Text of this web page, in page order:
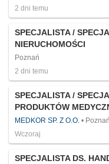
2 dni temu
SPECJALISTA /
NIERUCHOMOŚCI
Poznań
2 dni temu
SPECJALISTA /
PRODUKTÓW
MEDKOR SP. Z O.O.
Poznań
Wczoraj
SPECJALISTA DS.